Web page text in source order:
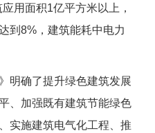
用面积1亿平方米以上，
到8%，建筑能耗中电力
确了提升绿色建筑发展
、加强既有建筑节能绿色
实施建筑电气化工程、推